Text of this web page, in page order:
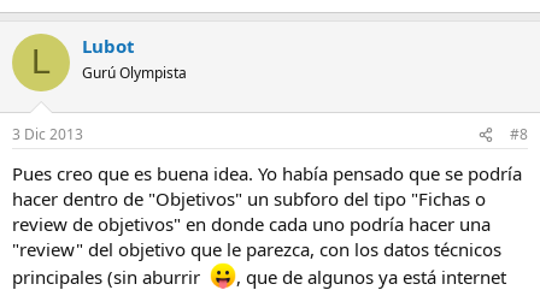
L Lubot
Gurú Olympista
3 Dic 2013 #8
Pues creo que es buena idea. Yo había pensado que se podría
hacer dentro de "Objetivos" un subforo del tipo "Fichas o
review de objetivos" en donde cada uno podría hacer una
"review" del objetivo que le parezca, con los datos técnicos
principales (sin aburrir
, que de algunos ya está internet